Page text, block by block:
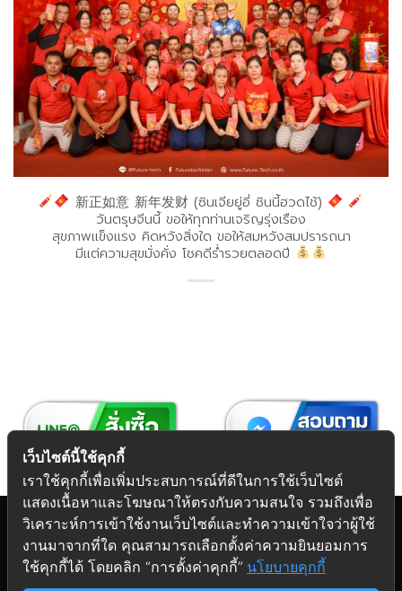
新正如意 新年发财 (ซินเจียยู่อี่ ซินนี้ฮวดไช้)
วันตรุษจีนนี้ ขอให้ทุกท่านเจริญรุ่งเรือง
สุขภาพแข็งแรง คิดหวังสิ่งใด ขอให้สมหวังสมปรารถนา
มีแต่ความสุขมั่งคั่ง โชคดีร่ำรวยตลอดปี
Copyright 2026 © Futuretech Intermarketing Co., Ltd.
ศูนย์รวมอุปกรณ์เฟอร์นิเจอร์ครบวงจร
เว็บไซต์นี้ใช้คุกกี้
เราใช้คุกกี้เพื่อเพิ่มประสบการณ์ที่ดีในการใช้เว็บไซต์
แสดงเนื้อหาและโฆษณาให้ตรงกับความสนใจ รวมถึงเพื่อ
วิเคราะห์การเข้าใช้งานเว็บไซต์และทำความเข้าใจว่าผู้ใช้
งานมาจากที่ใด คุณสามารถเลือกตั้งค่าความยินยอมการ
ใช้คุกกี้ได้ โดยคลิก “การตั้งค่าคุกกี้” นโยบายคุกกี้